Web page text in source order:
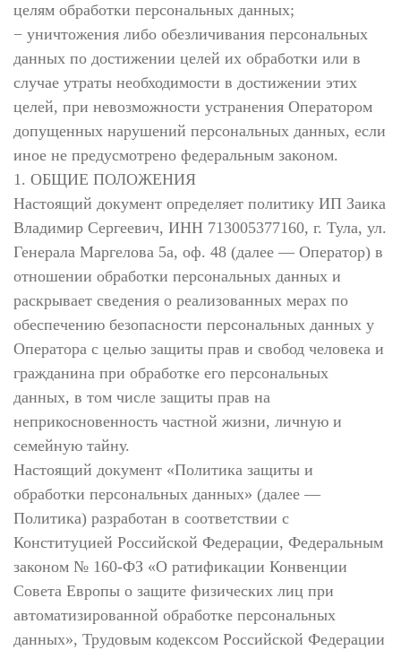
целям обработки персональных данных;
− уничтожения либо обезличивания персональных
данных по достижении целей их обработки или в
случае утраты необходимости в достижении этих
целей, при невозможности устранения Оператором
допущенных нарушений персональных данных, если
иное не предусмотрено федеральным законом.
1. ОБЩИЕ ПОЛОЖЕНИЯ
Настоящий документ определяет политику ИП Заика
Владимир Сергеевич, ИНН 713005377160, г. Тула, ул.
Генерала Маргелова 5а, оф. 48 (далее — Оператор) в
отношении обработки персональных данных и
раскрывает сведения о реализованных мерах по
обеспечению безопасности персональных данных у
Оператора с целью защиты прав и свобод человека и
гражданина при обработке его персональных
данных, в том числе защиты прав на
неприкосновенность частной жизни, личную и
семейную тайну.
Настоящий документ «Политика защиты и
обработки персональных данных» (далее —
Политика) разработан в соответствии с
Конституцией Российской Федерации, Федеральным
законом № 160-ФЗ «О ратификации Конвенции
Совета Европы о защите физических лиц при
автоматизированной обработке персональных
данных», Трудовым кодексом Российской Федерации